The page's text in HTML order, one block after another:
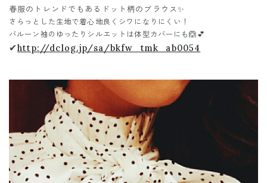
春服のトレンドでもあるドット柄のブラウス✨
さらっとした生地で着心地良くシワになりにくい！
バルーン袖のゆったりシルエットは体型カバーにも🙆💕
✔http://dclog.jp/sa/bkfw_tmk_ab0054